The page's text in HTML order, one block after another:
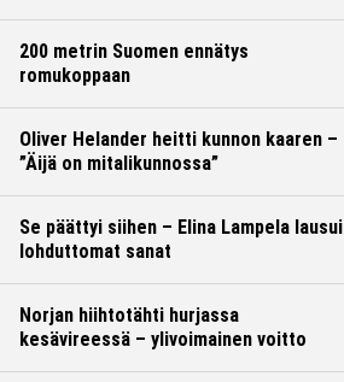
200 metrin Suomen ennätys
romukoppaan
Oliver Helander heitti kunnon kaaren –
”Äijä on mitalikunnossa”
Se päättyi siihen – Elina Lampela lausui
lohduttomat sanat
Norjan hiihtotähti hurjassa
kesävireessä – ylivoimainen voitto